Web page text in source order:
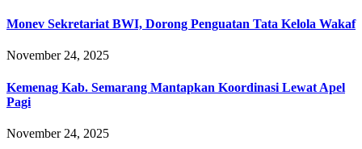
Monev Sekretariat BWI, Dorong Penguatan Tata Kelola Wakaf
November 24, 2025
Kemenag Kab. Semarang Mantapkan Koordinasi Lewat Apel
Pagi
November 24, 2025